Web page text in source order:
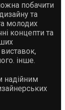
побачити
та
молодих
концепти та
інше.